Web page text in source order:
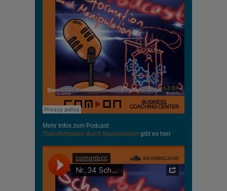
Mehr Infos zum Podcast
Transformation durch Manipulation gibt es hier